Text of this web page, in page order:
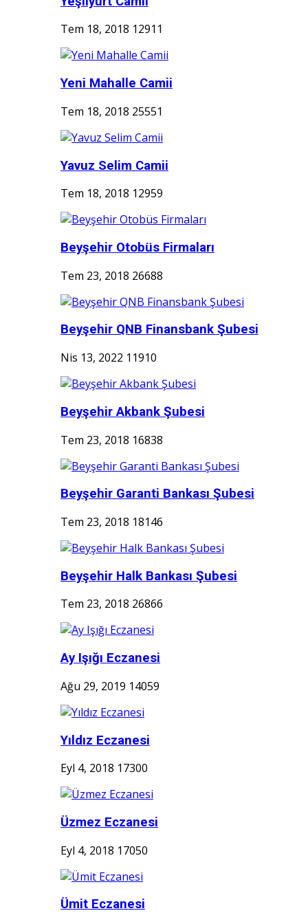
Tem 18, 2018 12911
Yeni Mahalle Camii
Tem 18, 2018 25551
Yavuz Selim Camii
Tem 18, 2018 12959
Beyşehir Otobüs Firmaları
Tem 23, 2018 26688
Beyşehir QNB Finansbank Şubesi
Nis 13, 2022 11910
Beyşehir Akbank Şubesi
Tem 23, 2018 16838
Beyşehir Garanti Bankası Şubesi
Tem 23, 2018 18146
Beyşehir Halk Bankası Şubesi
Tem 23, 2018 26866
Ay Işığı Eczanesi
Ağu 29, 2019 14059
Yıldız Eczanesi
Eyl 4, 2018 17300
Üzmez Eczanesi
Eyl 4, 2018 17050
Ümit Eczanesi